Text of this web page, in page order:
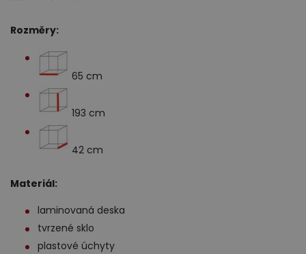
Rozměry:
65 cm
193 cm
42 cm
Materiál:
laminovaná deska
tvrzené sklo
plastové úchyty